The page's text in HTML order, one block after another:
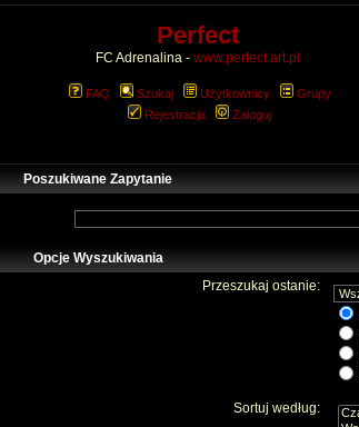
Perfect
FC Adrenalina - www.perfect.art.pl
FAQ Szukaj Użytkownicy
Grupy
Rejestracja
Zaloguj
Poszukiwane Zapytanie
Opcje Wyszukiwania
Przeszukaj ostanie:
Sortuj według: